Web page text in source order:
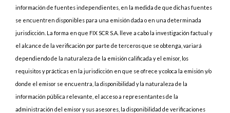
información de fuentes independientes, en la medida de que dichas fuentes
se encuentren disponibles para una emisión dada o en una determinada
jurisdicción. La forma en que FIX SCR S.A. lleve a cabo la investigación factual y
el alcance de la verificación por parte de terceros que se obtenga, variará
dependiendo de la naturaleza de la emisión calificada y el emisor, los
requisitos y prácticas en la jurisdicción en que se ofrece y coloca la emisión y/o
donde el emisor se encuentra, la disponibilidad y la naturaleza de la
información pública relevante, el acceso a representantes de la
administración del emisor y sus asesores, la disponibilidad de verificaciones